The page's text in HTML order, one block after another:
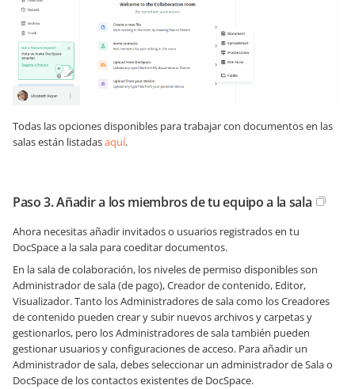
Todas las opciones disponibles para trabajar con documentos en las
salas están listadasaquí.
Paso 3. Añadir a los miembros de tu equipo a la sala
Ahora necesitas añadir invitados o usuarios registrados en tu
DocSpace a la sala para coeditar documentos.
En la sala de colaboración, los niveles de permiso disponibles son
Administrador de sala (de pago), Creador de contenido, Editor,
Visualizador. Tanto los Administradores de sala como los Creadores
de contenido pueden crear y subir nuevos archivos y carpetas y
gestionarlos, pero los Administradores de sala también pueden
gestionar usuarios y configuraciones de acceso. Para añadir un
Administrador de sala, debes seleccionar un administrador de Sala o
DocSpace de los contactos existentes de DocSpace.